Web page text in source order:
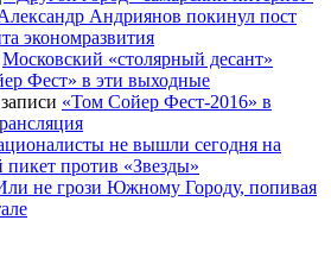
Андриянов покинул пост
экономразвития
Московский «столярный десант»
Фест» в эти выходные
«Том Сойер Фест-2016» в
не вышли сегодня на
против «Звезды»
не грози Южному Городу, попивая